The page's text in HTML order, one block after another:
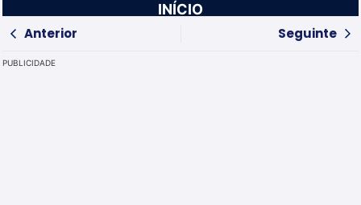
INÍCIO
Anterior
Seguinte
PUBLICIDADE